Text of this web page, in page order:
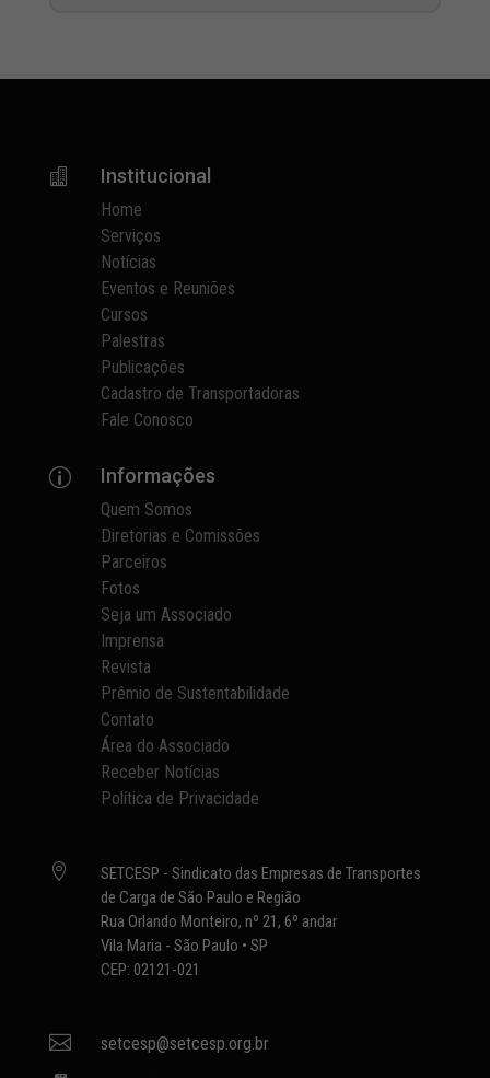
 Institucional
Home
Serviços
Notícias
Eventos e Reuniões
Cursos
Palestras
Publicações
Cadastro de Transportadoras
Fale Conosco
p Informações
Quem Somos
Diretorias e Comissões
Parceiros
Fotos
Seja um Associado
Imprensa
Revista
Prêmio de Sustentabilidade
Contato
Área do Associado
Receber Notícias
Política de Privacidade

SETCESP - Sindicato das Empresas de Transportes
de Carga de São Paulo e Região
Rua Orlando Monteiro, nº 21, 6º andar
Vila Maria - São Paulo • SP
CEP: 02121-021
 setcesp@setcesp.org.br